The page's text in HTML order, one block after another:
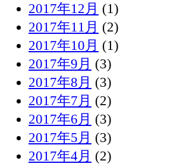
2017年12月 (1)
2017年11月 (2)
2017年10月 (1)
2017年9月 (3)
2017年8月 (3)
2017年7月 (2)
2017年6月 (3)
2017年5月 (3)
2017年4月 (2)